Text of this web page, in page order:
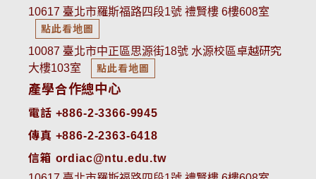
10617 臺北市羅斯福路四段1號 禮賢樓 6樓608室
點此看地圖
10087 臺北市中正區思源街18號 水源校區卓越研究
大樓103室
點此看地圖
產學合作總中心
電話 +886-2-3366-9945
傳真 +886-2-2363-6418
信箱 ordiac@ntu.edu.tw